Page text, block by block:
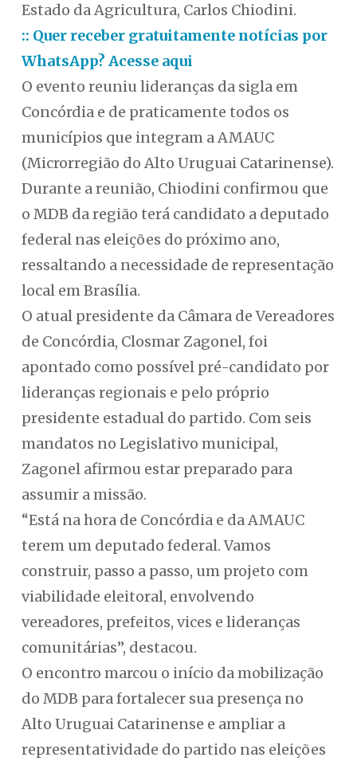
Estado da Agricultura, Carlos Chiodini.
:: Quer receber gratuitamente notícias por
WhatsApp? Acesse aqui
O evento reuniu lideranças da sigla em
Concórdia e de praticamente todos os
municípios que integram a AMAUC
(Microrregião do Alto Uruguai Catarinense).
Durante a reunião, Chiodini confirmou que
o MDB da região terá candidato a deputado
federal nas eleições do próximo ano,
ressaltando a necessidade de representação
local em Brasília.
O atual presidente da Câmara de Vereadores
de Concórdia, Closmar Zagonel, foi
apontado como possível pré-candidato por
lideranças regionais e pelo próprio
presidente estadual do partido. Com seis
mandatos no Legislativo municipal,
Zagonel afirmou estar preparado para
assumir a missão.
“Está na hora de Concórdia e da AMAUC
terem um deputado federal. Vamos
construir, passo a passo, um projeto com
viabilidade eleitoral, envolvendo
vereadores, prefeitos, vices e lideranças
comunitárias”, destacou.
O encontro marcou o início da mobilização
do MDB para fortalecer sua presença no
Alto Uruguai Catarinense e ampliar a
representatividade do partido nas eleições